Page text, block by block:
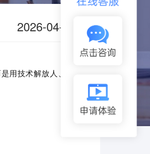
2026-04-29
用技术解放人、放